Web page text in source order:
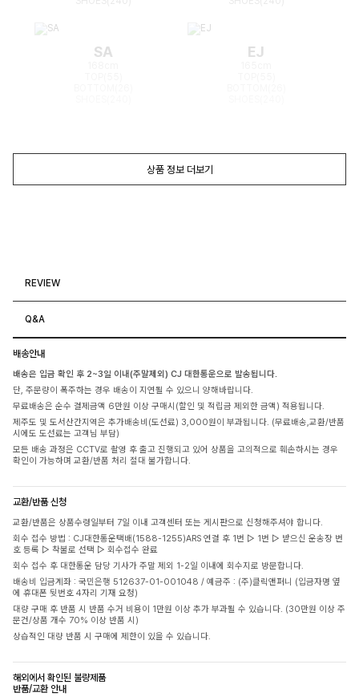
SA EJ
상품 정보 더보기
REVIEW
Q&A
배송안내
배송은 입금 확인 후 2~3일 이내(주말제외) CJ 대한통운으로 발송됩니다.
단, 주문량이 폭주하는 경우 배송이 지연될 수 있으니 양해바랍니다.
무료배송은 순수 결제금액 6만원 이상 구매시(할인 및 적립금 제외한 금액) 적용됩니다.
제주도 및 도서산간지역은 추가배송비(도선료) 3,000원이 부과됩니다. (무료배송,교환/반품
시에도 도선료는 고객님 부담)
모든 배송 과정은 CCTV로 촬영 후 출고 진행되고 있어 상품을 고의적으로 훼손하시는 경우
확인이 가능하며 교환/반품 처리 절대 불가합니다.
교환/반품 신청
교환/반품은 상품수령일부터 7일 이내 고객센터 또는 게시판으로 신청해주셔야 합니다.
회수 접수 방법 : CJ대한통운택배(1588-1255)ARS 연결 후 1번 ▷ 1번 ▷ 받으신 운송장 번
호 등록 ▷ 착불로 선택 ▷ 회수접수 완료
회수 접수 후 대한통운 담당 기사가 주말 제외 1-2일 이내에 회수지로 방문합니다.
배송비 입금계좌 : 국민은행 512637-01-001048 / 예금주 : (주)클릭앤퍼니 (입금자명 옆
에 휴대폰 뒷번호 4자리 기재 요청)
대량 구매 후 반품 시 반품 수거 비용이 1만원 이상 추가 부과될 수 있습니다. (30만원 이상 주
문건/상품 개수 70% 이상 반품 시)
상습적인 대량 반품 시 구매에 제한이 있을 수 있습니다.
해외에서 확인된 불량제품
반품/교환 안내